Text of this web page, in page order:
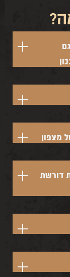
בצורה שגויה.
מצפון
דורשת
גם להיאבק ולבחור.